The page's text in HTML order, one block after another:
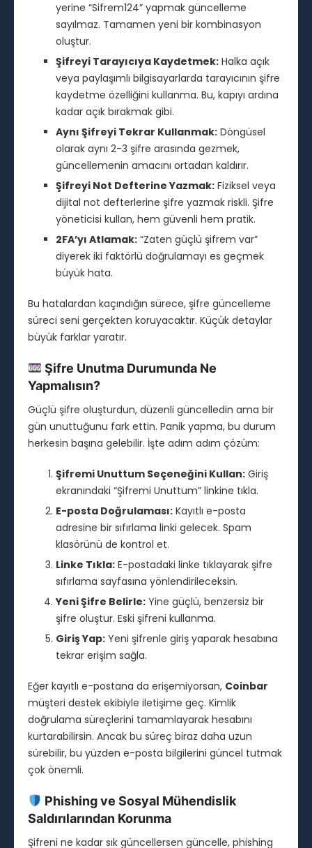
yerine “Sifrem124” yapmak güncelleme
sayılmaz. Tamamen yeni bir kombinasyon
oluştur.
Şifreyi Tarayıcıya Kaydetmek: Halka açık
veya paylaşımlı bilgisayarlarda tarayıcının şifre
kaydetme özelliğini kullanma. Bu, kapıyı ardına
kadar açık bırakmak gibi.
Aynı Şifreyi Tekrar Kullanmak: Döngüsel
olarak aynı 2-3 şifre arasında gezmek,
güncellemenin amacını ortadan kaldırır.
Şifreyi Not Defterine Yazmak: Fiziksel veya
dijital not defterlerine şifre yazmak riskli. Şifre
yöneticisi kullan, hem güvenli hem pratik.
2FA’yı Atlamak: “Zaten güçlü şifrem var”
diyerek iki faktörlü doğrulamayı es geçmek
büyük hata.
Bu hatalardan kaçındığın sürece, şifre güncelleme
süreci seni gerçekten koruyacaktır. Küçük detaylar
büyük farklar yaratır.
Şifre Unutma Durumunda Ne
Yapmalısın?
Güçlü şifre oluşturdun, düzenli güncelledin ama bir
gün unuttuğunu fark ettin. Panik yapma, bu durum
herkesin başına gelebilir. İşte adım adım çözüm:
Şifremi Unuttum Seçeneğini Kullan: Giriş
ekranındaki “Şifremi Unuttum” linkine tıkla.
E-posta Doğrulaması: Kayıtlı e-posta
adresine bir sıfırlama linki gelecek. Spam
klasörünü de kontrol et.
Linke Tıkla: E-postadaki linke tıklayarak şifre
sıfırlama sayfasına yönlendirileceksin.
Yeni Şifre Belirle: Yine güçlü, benzersiz bir
şifre oluştur. Eski şifreni kullanma.
Giriş Yap: Yeni şifrenle giriş yaparak hesabına
tekrar erişim sağla.
Eğer kayıtlı e-postana da erişemiyorsan, Coinbar
müşteri destek ekibiyle iletişime geç. Kimlik
doğrulama süreçlerini tamamlayarak hesabını
kurtarabilirsin. Ancak bu süreç biraz daha uzun
sürebilir, bu yüzden e-posta bilgilerini güncel tutmak
çok önemli.
Phishing ve Sosyal Mühendislik
Saldırılarından Korunma
Şifreni ne kadar sık güncellersen güncelle, phishing